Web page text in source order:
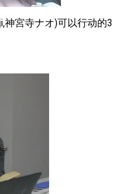
神宮寺ナオ)可以行动的3